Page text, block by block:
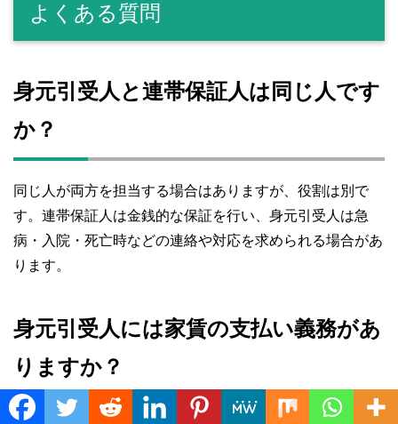
よくある質問
身元引受人と連帯保証人は同じ人です
か？
同じ人が両方を担当する場合はありますが、役割は別で
す。連帯保証人は金銭的な保証を行い、身元引受人は急
病・入院・死亡時などの連絡や対応を求められる場合があ
ります。
身元引受人には家賃の支払い義務があ
りますか？
Translate »